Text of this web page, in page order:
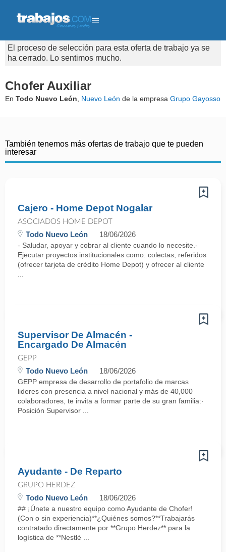
El proceso de selección para esta oferta de trabajo ya se
ha cerrado. Lo sentimos mucho.
Chofer Auxiliar
En Todo Nuevo León Nuevo León de la empresa Grupo Gayosso
También tenemos más ofertas de trabajo que te pueden
interesar
Cajero - Home Depot Nogalar
ASOCIADOS HOME DEPOT
Todo Nuevo León 18/06/2026
- Saludar, apoyar y cobrar al cliente cuando lo necesite.-
Ejecutar proyectos institucionales como: colectas, referidos
(ofrecer tarjeta de crédito Home Depot) y ofrecer al cliente
Supervisor De Almacén -
Encargado De Almacén
GEPP
Todo Nuevo León 18/06/2026
GEPP empresa de desarrollo de portafolio de marcas
lideres con presencia a nivel nacional y más de 40,000
colaboradores, te invita a formar parte de su gran familia:·
Posición Supervisor ...
Ayudante - De Reparto
GRUPO HERDEZ
Todo Nuevo León 18/06/2026
## ¡Únete a nuestro equipo como Ayudante de Chofer!
(Con o sin experiencia)**¿Quiénes somos?**Trabajarás
contratado directamente por **Grupo Herdez** para la
logística de **Nestlé ...